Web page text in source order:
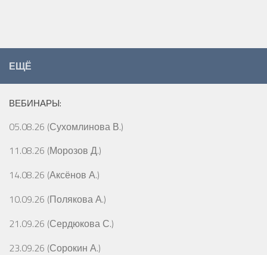
ЕЩЁ
ВЕБИНАРЫ:
05.08.26 (Сухомлинова В.)
11.08.26 (Морозов Д.)
14.08.26 (Аксёнов А.)
10.09.26 (Полякова А.)
21.09.26 (Сердюкова С.)
23.09.26 (Сорокин А.)